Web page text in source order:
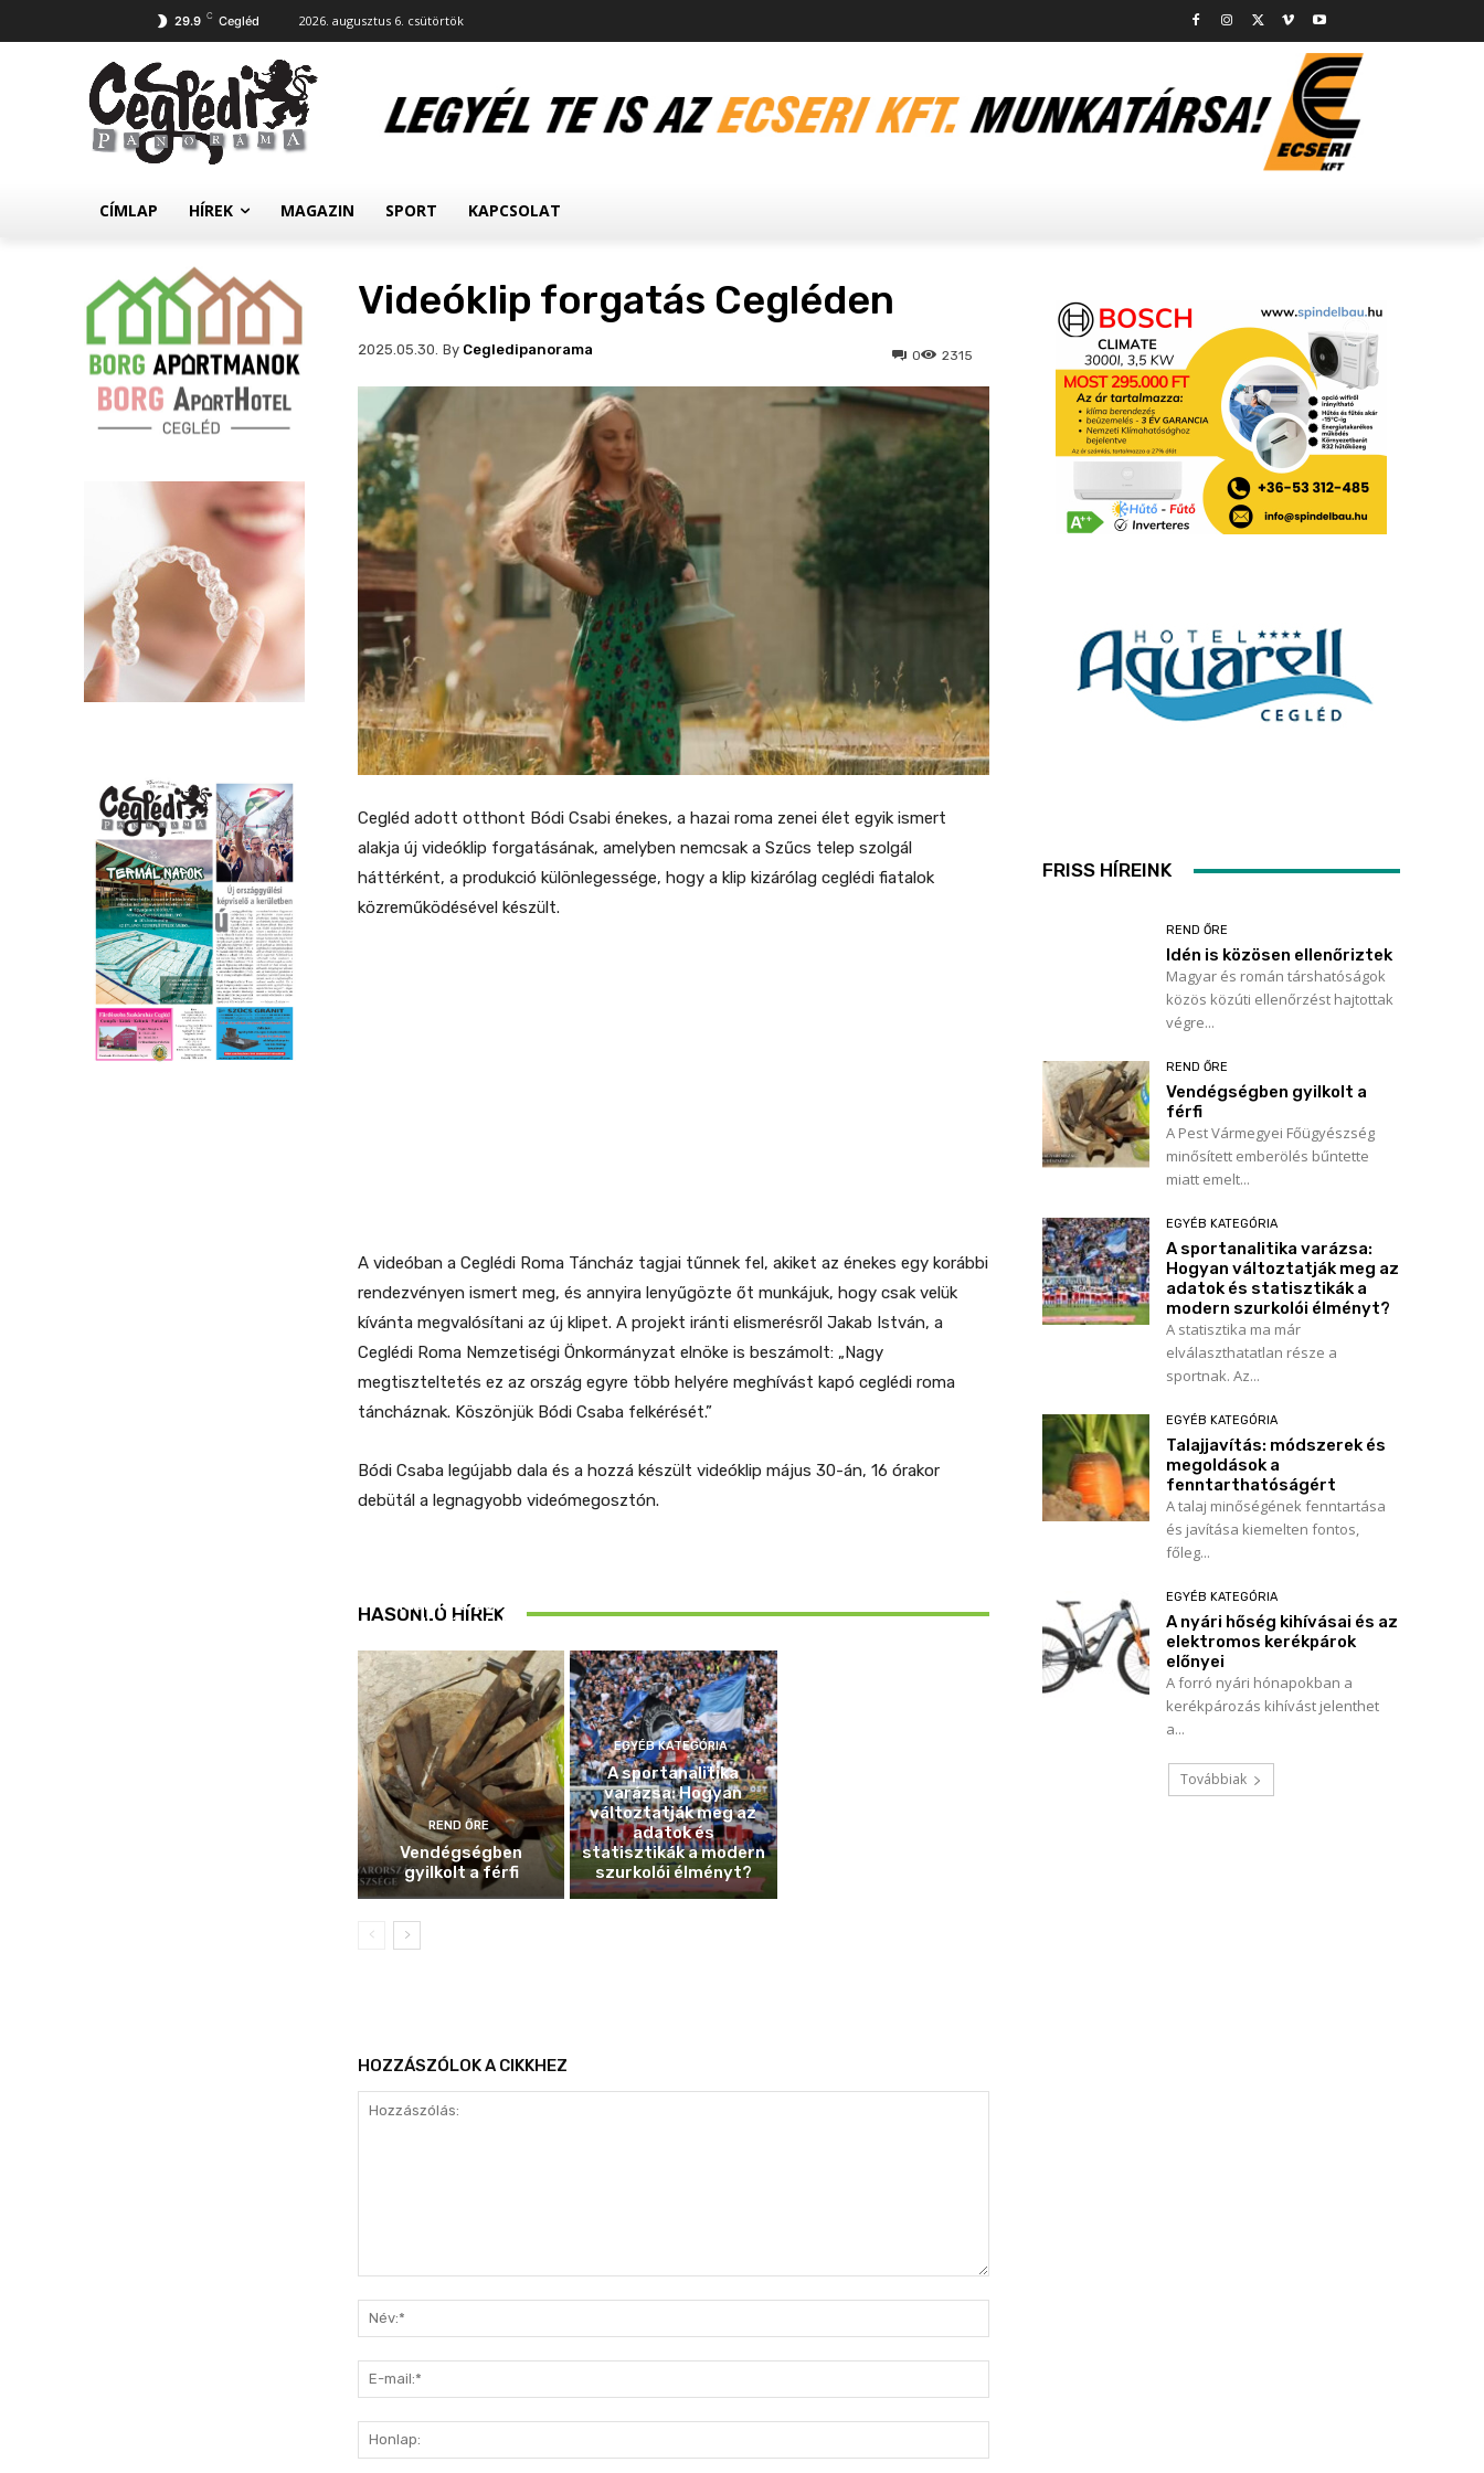
29.9 C Cegléd 2026. augusztus 6. csütörtök
CÍMLAP HÍREK MAGAZIN SPORT KAPCSOLAT
Videóklip forgatás Cegléden
2025.05.30. 2315
0
By Cegledipanorama
Cegléd adott otthont Bódi Csabi énekes, a hazai roma zenei élet egyik ismert
alakja új videóklip forgatásának, amelyben nemcsak a Szűcs telep szolgál
háttérként, a produkció különlegessége, hogy a klip kizárólag ceglédi fiatalok
közreműködésével készült.
A videóban a Ceglédi Roma Táncház tagjai tűnnek fel, akiket az énekes egy korábbi
rendezvényen ismert meg, és annyira lenyűgözte őt munkájuk, hogy csak velük
kívánta megvalósítani az új klipet. A projekt iránti elismerésről Jakab István, a
Ceglédi Roma Nemzetiségi Önkormányzat elnöke is beszámolt: „Nagy
megtiszteltetés ez az ország egyre több helyére meghívást kapó ceglédi roma
táncháznak. Köszönjük Bódi Csaba felkérését.”
Bódi Csaba legújabb dala és a hozzá készült videóklip május 30-án, 16 órakor
debütál a legnagyobb videómegosztón.
HASONLÓ HÍREK
Idén is közösen
ellenőriztek
REND ŐRE
Vendégségben
gyilkolt a férfi
EGYÉB KATEGÓRIA
A sportanalitika
varázsa: Hogyan
változtatják meg az
adatok és
statisztikák a modern
szurkolói élményt?
HOZZÁSZÓLOK A CIKKHEZ
mail:*
FRISS HÍREINK
REND ŐRE
Idén is közösen ellenőriztek
Magyar és román társhatóságok
közös közúti ellenőrzést hajtottak
végre...
REND ŐRE
Vendégségben gyilkolt a
férfi
A Pest Vármegyei Főügyészség
minősített emberölés bűntette
miatt emelt...
EGYÉB KATEGÓRIA
A sportanalitika varázsa:
Hogyan változtatják meg az
adatok és statisztikák a
modern szurkolói élményt?
A statisztika ma már
elválaszthatatlan része a
sportnak. Az...
EGYÉB KATEGÓRIA
Talajjavítás: módszerek és
megoldások a
fenntarthatóságért
A talaj minőségének fenntartása
és javítása kiemelten fontos,
főleg...
EGYÉB KATEGÓRIA
A nyári hőség kihívásai és az
elektromos kerékpárok
előnyei
A forró nyári hónapokban a
kerékpározás kihívást jelenthet
a...
Továbbiak